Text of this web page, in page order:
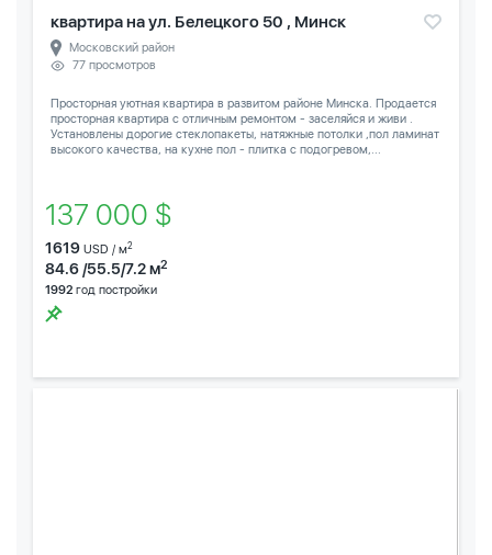
квартира на ул. Белецкого 50 , Минск
Московский район
77 просмотров
Просторная уютная квартира в развитом районе Минска. Продается
просторная квартира с отличным ремонтом - заселяйся и живи .
Установлены дорогие стеклопакеты, натяжные потолки ,пол ламинат
высокого качества, на кухне пол - плитка с подогревом,...
137 000 $
1619 USD / м2
84.6 /55.5/7.2 м2
1992 год постройки